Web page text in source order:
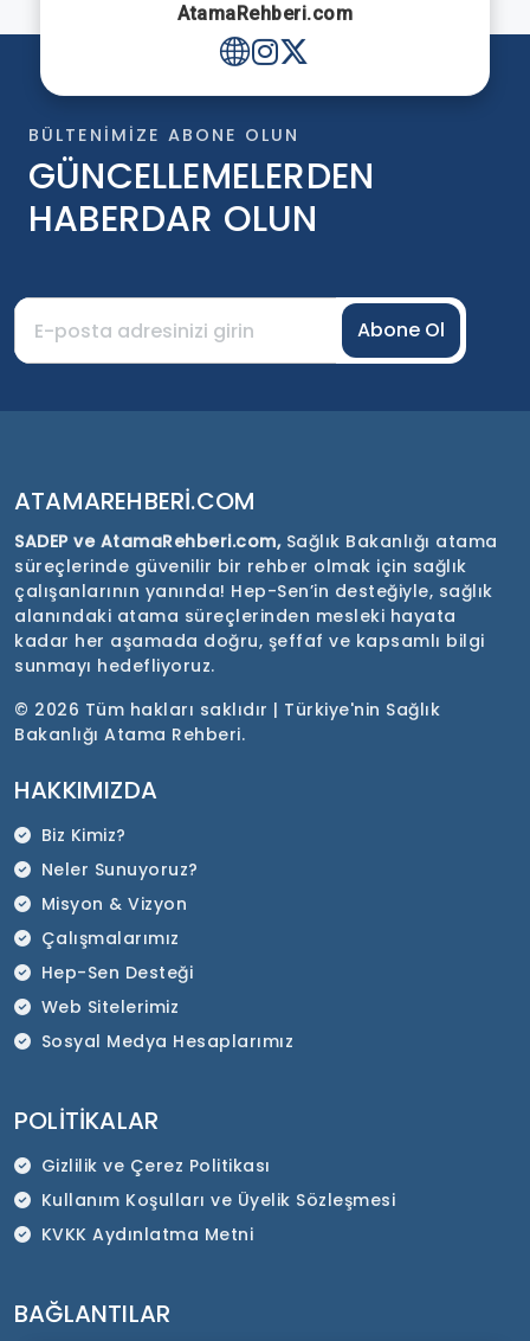
AtamaRehberi.com
BÜLTENIMIZE ABONE OLUN
GÜNCELLEMELERDEN
HABERDAR OLUN
Abone Ol
ATAMAREHBERI.COM
SADEP ve AtamaRehberi.com, Sağlık Bakanlığı atama
süreçlerinde güvenilir bir rehber olmak için sağlık
çalışanlarının yanında! Hep-Sen’in desteğiyle, sağlık
alanındaki atama süreçlerinden mesleki hayata
kadar her aşamada doğru, şeffaf ve kapsamlı bilgi
sunmayı hedefliyoruz.
© 2026 Tüm hakları saklıdır | Türkiye'nin Sağlık
Bakanlığı Atama Rehberi.
HAKKIMIZDA
Biz Kimiz?
Neler Sunuyoruz?
Misyon & Vizyon
Çalışmalarımız
Hep-Sen Desteği
Web Sitelerimiz
Sosyal Medya Hesaplarımız
POLITIKALAR
Gizlilik ve Çerez Politikası
Kullanım Koşulları ve Üyelik Sözleşmesi
KVKK Aydınlatma Metni
BAĞLANTILAR